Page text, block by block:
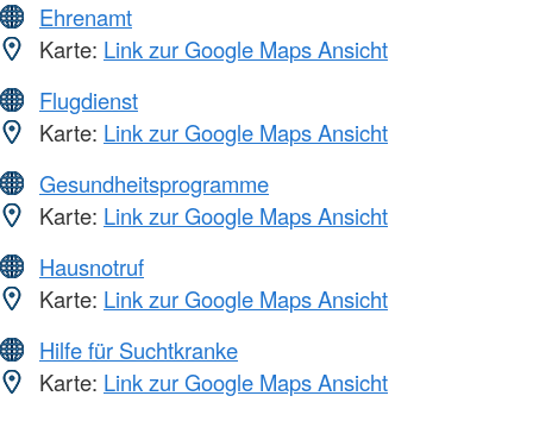
Ehrenamt
Karte: Link zur Google Maps Ansicht
Flugdienst
Karte: Link zur Google Maps Ansicht
Gesundheitsprogramme
Karte: Link zur Google Maps Ansicht
Hausnotruf
Karte: Link zur Google Maps Ansicht
Hilfe für Suchtkranke
Karte: Link zur Google Maps Ansicht